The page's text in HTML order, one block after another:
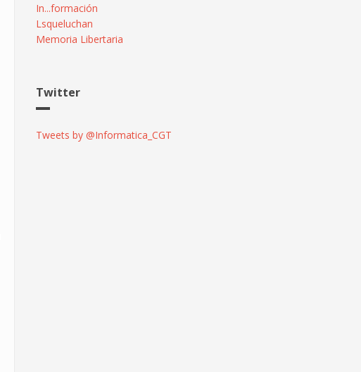
In...formación
Lsqueluchan
Memoria Libertaria
Twitter
Tweets by @Informatica_CGT